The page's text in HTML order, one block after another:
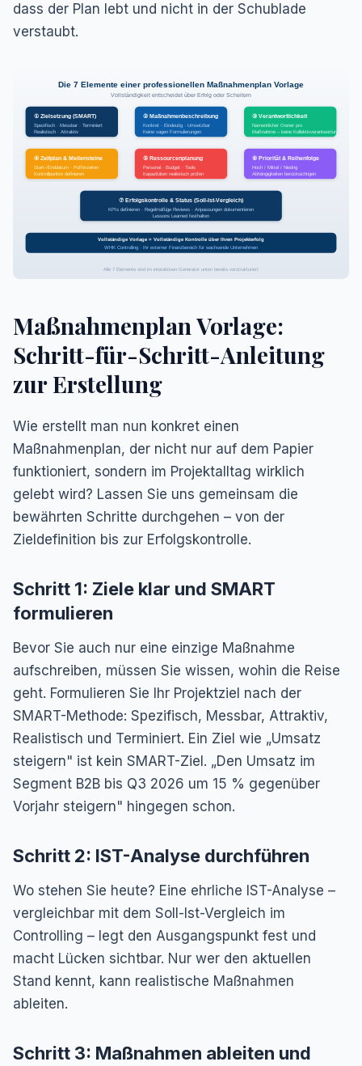
dass der Plan lebt und nicht in der Schublade
verstaubt.
Die 7 Elemente einer professionellen Maßnahmenplan Vorlage
Vollständigkeit entscheidet über Erfolg oder Scheitern
① Zielsetzung (SMART)
Spezifisch · Messbar · Terminiert
Realistisch · Attraktiv
② Maßnahmenbeschreibung
Konkret · Eindeutig · Umsetzbar
Keine vagen Formulierungen
③ Verantwortlichkeit
Namentlicher Owner pro
Maßnahme – keine Kollektivverantwortung
④ Zeitplan & Meilensteine
Start-/Enddatum · Pufferzeiten
Kontrollpunkte definieren
⑤ Ressourcenplanung
Personal · Budget · Tools
Kapazitäten realistisch prüfen
⑥ Priorität & Reihenfolge
Hoch / Mittel / Niedrig
Abhängigkeiten berücksichtigen
⑦ Erfolgskontrolle & Status (Soll-Ist-Vergleich)
KPIs definieren · Regelmäßige Reviews · Anpassungen dokumentieren
Lessons Learned festhalten
Vollständige Vorlage = Vollständige Kontrolle über Ihren Projekterfolg
WHK Controlling · Ihr externer Finanzbereich für wachsende Unternehmen
Alle 7 Elemente sind im interaktiven Generator unten bereits vorstrukturiert
Maßnahmenplan Vorlage:
Schritt-für-Schritt-Anleitung
zur Erstellung
Wie erstellt man nun konkret einen
Maßnahmenplan, der nicht nur auf dem Papier
funktioniert, sondern im Projektalltag wirklich
gelebt wird? Lassen Sie uns gemeinsam die
bewährten Schritte durchgehen – von der
Zieldefinition bis zur Erfolgskontrolle.
Schritt 1: Ziele klar und SMART
formulieren
Bevor Sie auch nur eine einzige Maßnahme
aufschreiben, müssen Sie wissen, wohin die Reise
geht. Formulieren Sie Ihr Projektziel nach der
SMART-Methode: Spezifisch, Messbar, Attraktiv,
Realistisch und Terminiert. Ein Ziel wie „Umsatz
steigern" ist kein SMART-Ziel. „Den Umsatz im
Segment B2B bis Q3 2026 um 15 % gegenüber
Vorjahr steigern" hingegen schon.
Schritt 2: IST-Analyse durchführen
Wo stehen Sie heute? Eine ehrliche IST-Analyse –
vergleichbar mit dem Soll-Ist-Vergleich im
Controlling – legt den Ausgangspunkt fest und
macht Lücken sichtbar. Nur wer den aktuellen
Stand kennt, kann realistische Maßnahmen
ableiten.
Schritt 3: Maßnahmen ableiten und